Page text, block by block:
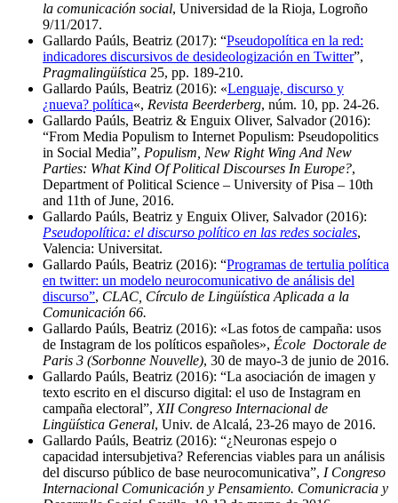
la comunicación social, Universidad de la Rioja, Logroño
9/11/2017.
Gallardo Paúls, Beatriz (2017): “Pseudopolítica en la red:
indicadores discursivos de desideologización en Twitter”,
Pragmalingüística 25, pp. 189-210.
Gallardo Paúls, Beatriz (2016): «Lenguaje, discurso y
¿nueva? política«, Revista Beerderberg, núm. 10, pp. 24-26.
Gallardo Paúls, Beatriz & Enguix Oliver, Salvador (2016):
“From Media Populism to Internet Populism: Pseudopolitics
in Social Media”, Populism, New Right Wing And New
Parties: What Kind Of Political Discourses In Europe?,
Department of Political Science – University of Pisa – 10th
and 11th of June, 2016.
Gallardo Paúls, Beatriz y Enguix Oliver, Salvador (2016):
Pseudopolítica: el discurso político en las redes sociales,
Valencia: Universitat.
Gallardo Paúls, Beatriz (2016): “Programas de tertulia política
en twitter: un modelo neurocomunicativo de análisis del
discurso”, CLAC, Círculo de Lingüística Aplicada a la
Comunicación 66.
Gallardo Paúls, Beatriz (2016): «Las fotos de campaña: usos
de Instagram de los políticos españoles», École Doctorale de
Paris 3 (Sorbonne Nouvelle), 30 de mayo-3 de junio de 2016.
Gallardo Paúls, Beatriz (2016): “La asociación de imagen y
texto escrito en el discurso digital: el uso de Instagram en
campaña electoral”, XII Congreso Internacional de
Lingüística General, Univ. de Alcalá, 23-26 mayo de 2016.
Gallardo Paúls, Beatriz (2016): “¿Neuronas espejo o
capacidad intersubjetiva? Referencias viables para un análisis
del discurso público de base neurocomunicativa”, I Congreso
Internacional Comunicación y Pensamiento. Comunicracia y